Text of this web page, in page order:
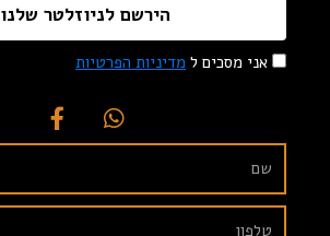
אני מסכים ל מדיניות הפרטיות
הירשם לניוזלטר שלנו